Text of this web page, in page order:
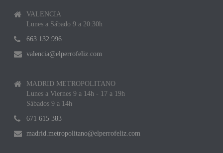
VALENCIA
Lunes a Sábado 9 a 20:30h
663 132 996
valencia@elperrofeliz.com
MADRID METROPOLITANO
Lunes a Viernes 9 a 14h - 17 a 19h
Sábados 9 a 14h
671 615 383
madrid.metropolitano@elperrofeliz.com